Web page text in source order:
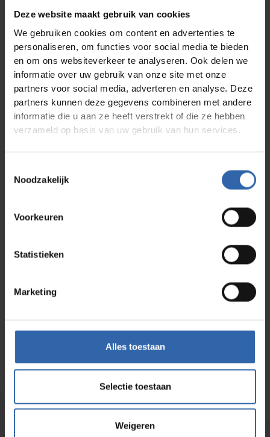
Deze website maakt gebruik van cookies
We gebruiken cookies om content en advertenties te
personaliseren, om functies voor social media te bieden
en om ons websiteverkeer te analyseren. Ook delen we
informatie over uw gebruik van onze site met onze
partners voor social media, adverteren en analyse. Deze
partners kunnen deze gegevens combineren met andere
informatie die u aan ze heeft verstrekt of die ze hebben
verzameld op basis van uw gebruik van hun services.
Noodzakelijk
Voorkeuren
Statistieken
Marketing
Alles toestaan
Selectie toestaan
Weigeren
Jetzt Best-Practice-Paper herunterladen und
Konfliktklärung mit tiefem Verständnis verbessern!
Download
Downloads
Lees meer
Meld je aan voor de nieuwsbrief